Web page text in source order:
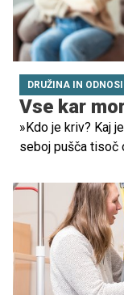
DRUŽINA IN ODNOSI
Vse kar
»Kdo je kriv? Kaj
seboj pušča tisoč
pa se zdijo
najrazličnejša
Pomembno je
to, kako težko je,
kako? Več o tem